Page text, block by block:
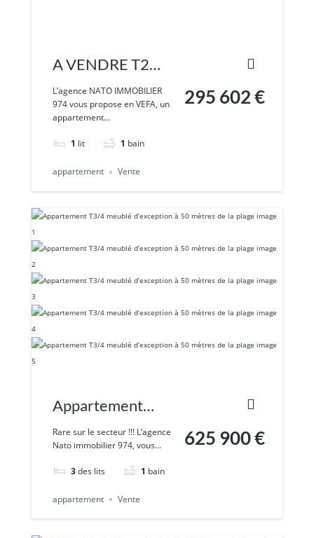
A VENDRE T2
Résidence
Les Jardins de
Babylone
L’agence NATO IMMOBILIER
974 vous propose en VEFA, un
appartement...
1 lit 1 bain
295 602 €
appartement Vente
Appartement
T3/4 meublé
d’exception à 50
mètres de la plage
Rare sur le secteur !!! L’agence
Nato immobilier 974, vous...
3des lits 1 bain
625 900 €
appartement Vente